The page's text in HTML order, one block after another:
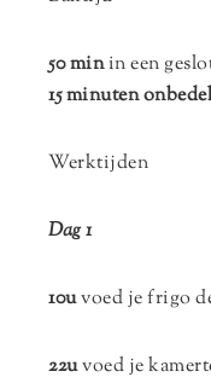
50 minin een
15 minuten
Werktijden
Dag 1
10uvoed je frigo
22uvoed je